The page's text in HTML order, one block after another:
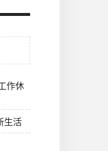
作休
生活